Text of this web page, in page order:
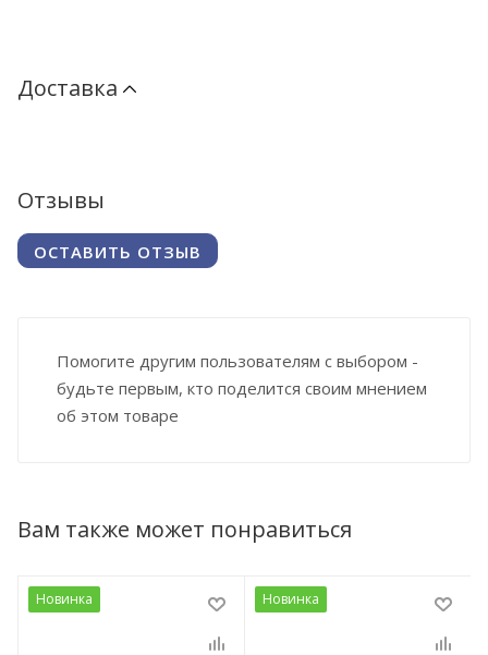
Доставка
Отзывы
ОСТАВИТЬ ОТЗЫВ
Помогите другим пользователям с выбором -
будьте первым, кто поделится своим мнением
об этом товаре
Вам также может понравиться
Новинка Новинка